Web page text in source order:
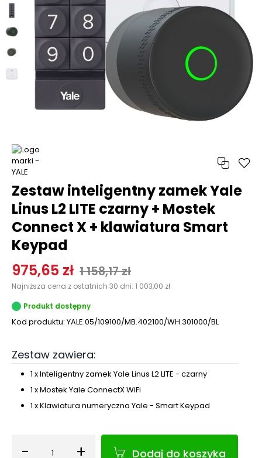
Zestaw inteligentny zamek Yale
Linus L2 LITE czarny + Mostek
Connect X + klawiatura Smart
Keypad
Do
975,65 zł Normalna cena
1 158,17 zł
Najniższa cena z ostatnich 30 dni: 1 003,00 zł
Produkt dostępny
Kod produktu: YALE.05/109100/MB.402100/WH.301000/BL
Zestaw zawiera:
1 xInteligentny zamek Yale Linus L2 LITE - czarny
1 xMostek Yale ConnectX WiFi
1 xKlawiatura numeryczna Yale - Smart Keypad
- + Dodaj do koszyka